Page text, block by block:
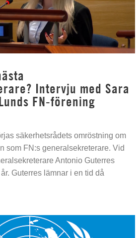
Intervju med Sara
FN-förening
säkerhetsrådets omröstning om
som FN:s generalsekreterare. Vid
Antonio Guterres
Guterres lämnar i en tid då